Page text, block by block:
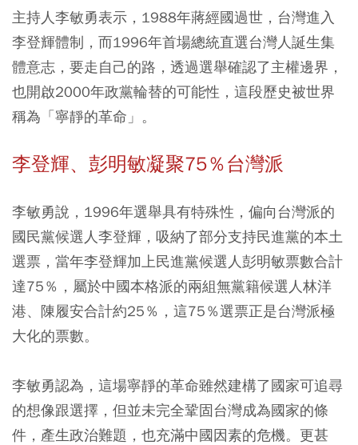
主持人李敏勇表示，1988年蔣經國過世，台灣進入
李登輝體制，而1996年首場總統直選台灣人誕生集
體意志，要走自己的路，透過選舉確認了主權邊界，
也開啟2000年政黨輪替的可能性，這段歷史被世界
稱為「寧靜的革命」。
李登輝、彭明敏凝聚75％台灣派
李敏勇說，1996年選舉具有特殊性，偏向台灣派的
國民黨候選人李登輝，吸納了部分支持民進黨的本土
選票，當年李登輝加上民進黨候選人彭明敏票數合計
達75％，屬於中國本格派的兩組無黨籍候選人林洋
港、陳履安合計約25％，這75％選票正是台灣派極
大化的票數。
李敏勇認為，這場寧靜的革命雖然建構了國家可追尋
的想像跟選擇，但並未完全鞏固台灣成為國家的條
件，產生政治難題，也充滿中國因素的危機。更甚